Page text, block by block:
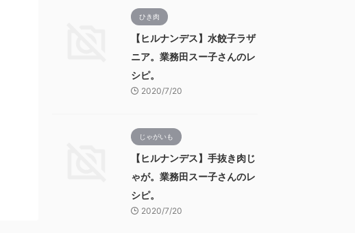
ひき肉
【ヒルナンデス】水餃子ラザ
ニア。業務田スー子さんのレ
シピ。
2020/7/20
じゃがいも
【ヒルナンデス】手抜き肉じ
ゃが。業務田スー子さんのレ
シピ。
2020/7/20